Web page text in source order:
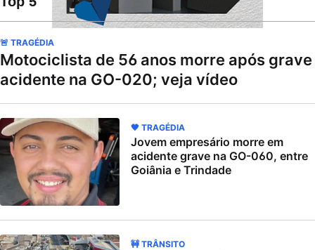
🚨 TRAGÉDIA
Motociclista de 56 anos morre após grave
acidente na GO-020; veja vídeo
🖤 TRAGÉDIA
Jovem empresário morre em
acidente grave na GO-060, entre
Goiânia e Trindade
🚧 TRÂNSITO